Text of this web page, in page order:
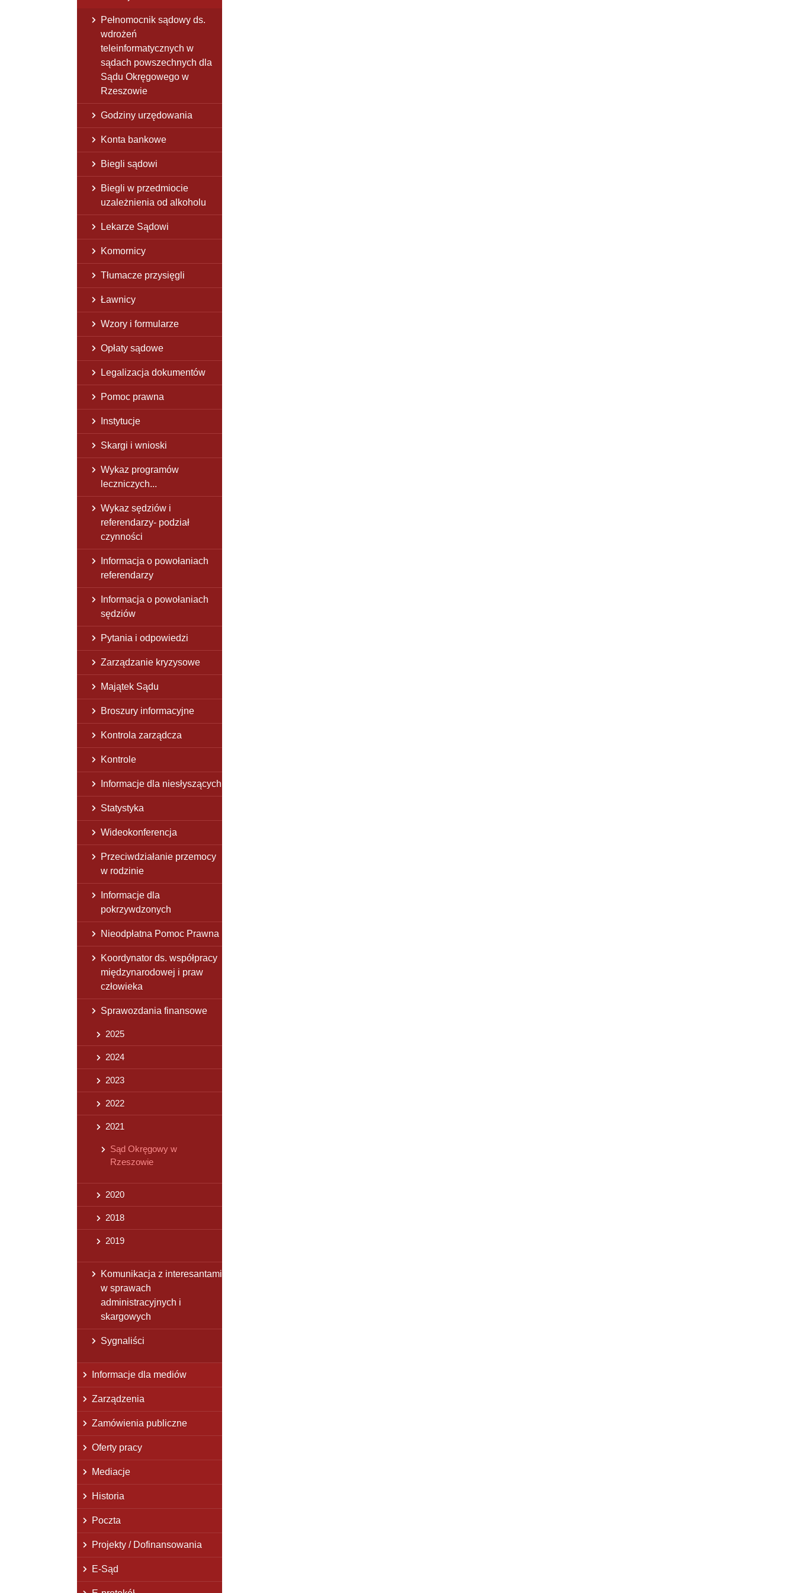
Pełnomocnik sądowy ds.
wdrożeń
teleinformatycznych w
sądach powszechnych dla
Sądu Okręgowego w
Rzeszowie
Godziny urzędowania
Konta bankowe
Biegli sądowi
Biegli w przedmiocie
uzależnienia od alkoholu
Lekarze Sądowi
Komornicy
Tłumacze przysięgli
Ławnicy
Wzory i formularze
Opłaty sądowe
Legalizacja dokumentów
Pomoc prawna
Instytucje
Skargi i wnioski
Wykaz programów
leczniczych...
Wykaz sędziów i
referendarzy- podział
czynności
Informacja o powołaniach
referendarzy
Informacja o powołaniach
sędziów
Pytania i odpowiedzi
Zarządzanie kryzysowe
Majątek Sądu
Broszury informacyjne
Kontrola zarządcza
Kontrole
Informacje dla niesłyszących
Statystyka
Wideokonferencja
Przeciwdziałanie przemocy
w rodzinie
Informacje dla
pokrzywdzonych
Nieodpłatna Pomoc Prawna
Koordynator ds. współpracy
międzynarodowej i praw
człowieka
Sprawozdania finansowe
2025
2024
2023
2022
2021
Sąd Okręgowy w
Rzeszowie
2020
2018
2019
Komunikacja z interesantami
w sprawach
administracyjnych i
skargowych
Sygnaliści
Informacje dla mediów
Zarządzenia
Zamówienia publiczne
Oferty pracy
Mediacje
Historia
Poczta
Projekty / Dofinansowania
E-Sąd